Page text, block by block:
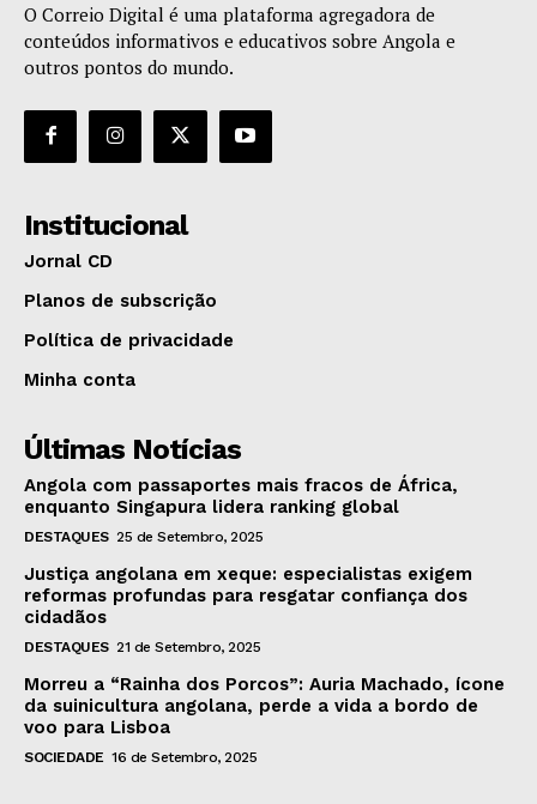
O Correio Digital é uma plataforma agregadora de
conteúdos informativos e educativos sobre Angola e
outros pontos do mundo.
Institucional
Jornal CD
Planos de subscrição
Política de privacidade
Minha conta
Últimas Notícias
Angola com passaportes mais fracos de África,
enquanto Singapura lidera ranking global
DESTAQUES 25 de Setembro, 2025
Justiça angolana em xeque: especialistas exigem
reformas profundas para resgatar confiança dos
cidadãos
DESTAQUES 21 de Setembro, 2025
Morreu a “Rainha dos Porcos”: Auria Machado, ícone
da suinicultura angolana, perde a vida a bordo de
voo para Lisboa
SOCIEDADE 16 de Setembro, 2025